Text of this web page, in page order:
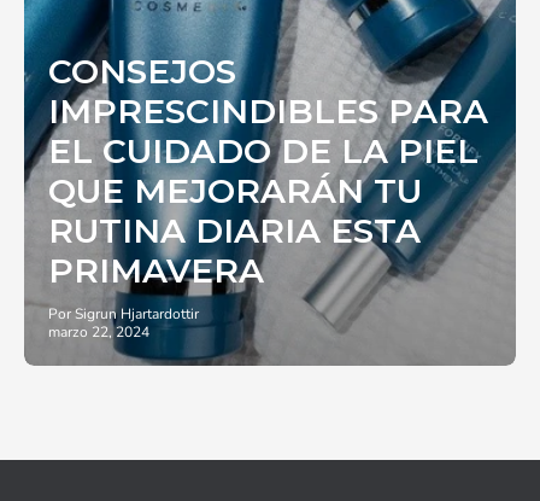
CONSEJOS
IMPRESCINDIBLES PARA
EL CUIDADO DE LA PIEL
QUE MEJORARÁN TU
RUTINA DIARIA ESTA
PRIMAVERA
Por Sigrun Hjartardottir
marzo 22, 2024